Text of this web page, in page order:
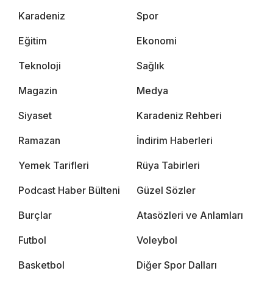
Karadeniz Spor
Eğitim Ekonomi
Teknoloji Sağlık
Magazin Medya
Siyaset Karadeniz Rehberi
Ramazan İndirim Haberleri
Yemek Tarifleri Rüya Tabirleri
Podcast Haber Bülteni Güzel Sözler
Burçlar Atasözleri ve Anlamları
Futbol Voleybol
Basketbol Diğer Spor Dalları